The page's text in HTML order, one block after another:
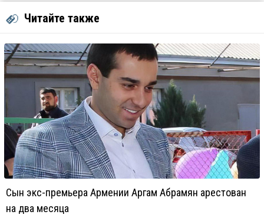
Читайте также
Сын экс-премьера Армении Аргам Абрамян арестован
на два месяца